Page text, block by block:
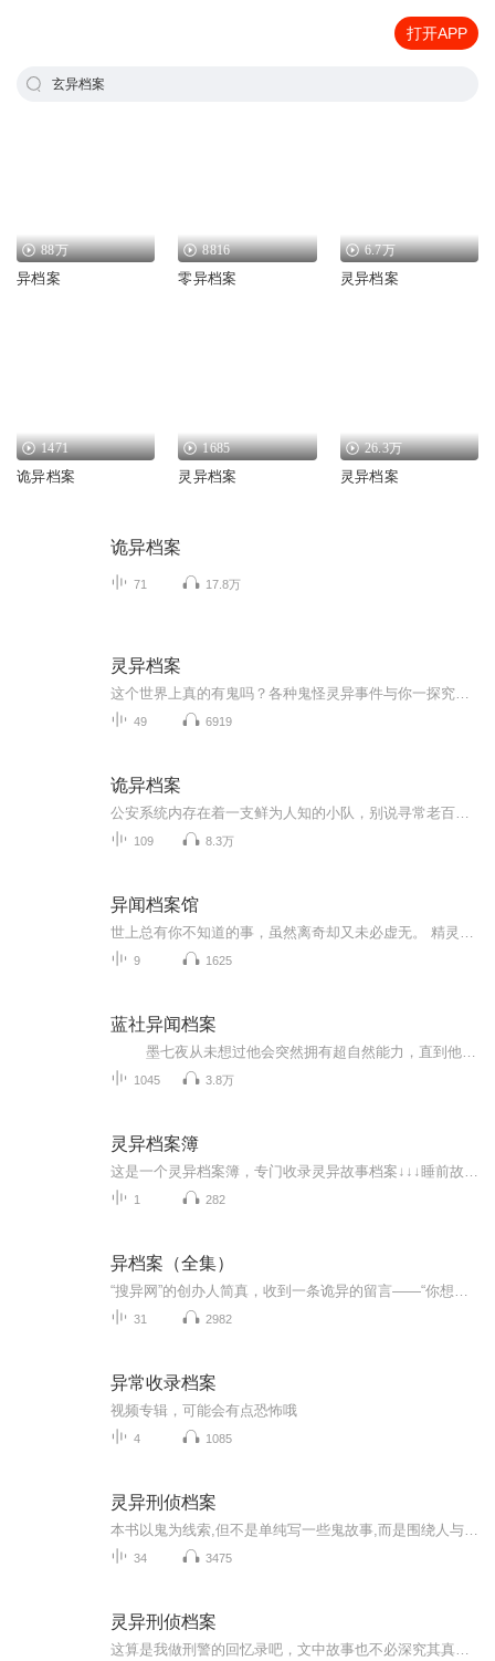
打开APP
玄异档案
88万
异档案
8816
零异档案
6.7万
灵异档案
1471
诡异档案
1685
灵异档案
26.3万
灵异档案
诡异档案
71 17.8万
灵异档案
49 6919
诡异档案
109 8.3万
异闻档案馆
9 1625
蓝社异闻档案
1045 3.8万
灵异档案簿
1 282
异档案（全集）
31 2982
异常收录档案
视频专辑，可能会有点恐怖哦
4 1085
灵异刑侦档案
34 3475
灵异刑侦档案